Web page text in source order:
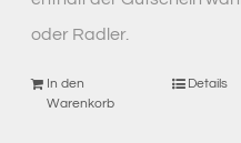
oder Radler.
In den
Warenkorb
Details